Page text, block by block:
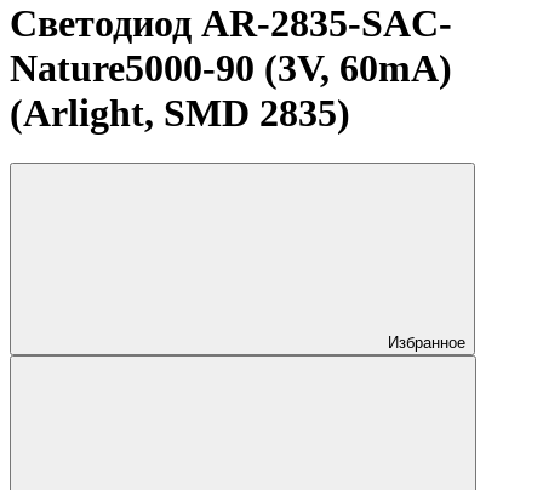
Светодиод AR-2835-SAC-
Nature5000-90 (3V, 60mA)
(Arlight, SMD 2835)
Избранное